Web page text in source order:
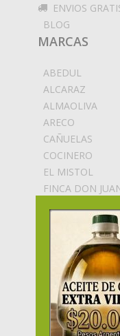
ENVIOS
BLOG
MARCAS
ABEDUL
ALCARAZ
ALMAOLIVA
ARECO
CAÑUELAS
COCINERO
EL MISTOL
FINCA DON
LA RIOJANA
OLIOVITA
SAN NICOLAS
YANCANELO
ZUCARDI
ZUELO